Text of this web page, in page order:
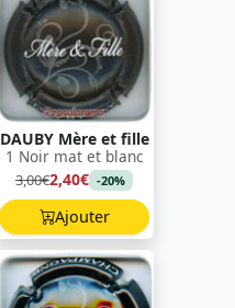
DAUBY Mère et fille
1 Noir mat et blanc
3,00€2,40€ -20%
Ajouter